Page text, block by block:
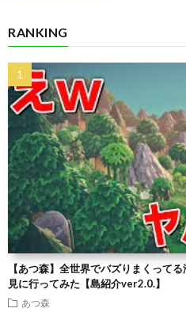
RANKING
【あつ森】全世界でバズりまくって
見に行ってみた【島紹介ver2.0.】
あつ森